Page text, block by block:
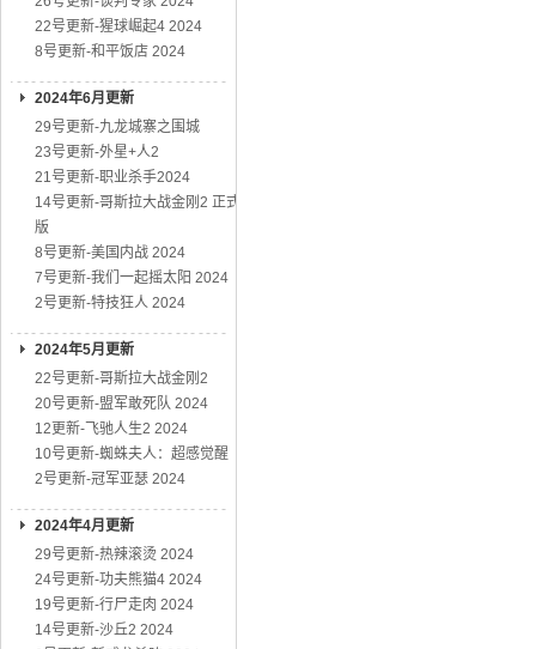
22号更新-猩球崛起4 2024
8号更新-和平饭店 2024
2024年6月更新
29号更新-九龙城寨之围城
23号更新-外星+人2
21号更新-职业杀手2024
14号更新-哥斯拉大战金刚2 正式
版
8号更新-美国内战 2024
7号更新-我们一起摇太阳 2024
2号更新-特技狂人 2024
2024年5月更新
22号更新-哥斯拉大战金刚2
20号更新-盟军敢死队 2024
12更新-飞驰人生2 2024
10号更新-蜘蛛夫人：超感觉醒
2号更新-冠军亚瑟 2024
2024年4月更新
29号更新-热辣滚烫 2024
24号更新-功夫熊猫4 2024
19号更新-行尸走肉 2024
14号更新-沙丘2 2024